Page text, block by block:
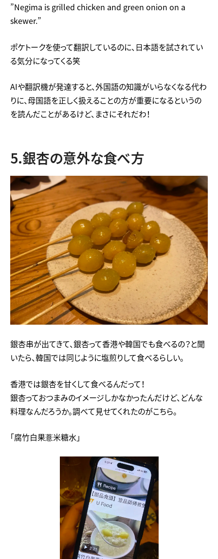
”Negima is grilled chicken and green onion on a
skewer.”
ポケトークを使って翻訳しているのに、日本語を試されてい
る気分になってくる笑
AIや翻訳機が発達すると、外国語の知識がいらなくなる代わ
りに、母国語を正しく扱えることの方が重要になるというの
を読んだことがあるけど、まさにそれだわ！
5.銀杏の意外な食べ方
銀杏串が出てきて、銀杏って香港や韓国でも食べるの？と聞
いたら、韓国では同じように塩煎りして食べるらしい。
香港では銀杏を甘くして食べるんだって！
銀杏っておつまみのイメージしかなかったんだけど、どんな
料理なんだろうか。調べて見せてくれたのがこちら。
「腐竹白果薏米糖水」